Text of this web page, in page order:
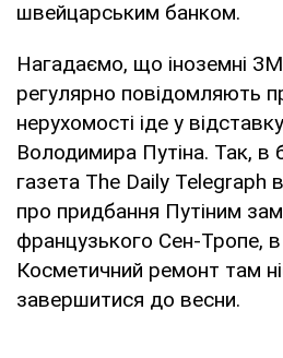
швейцарським банком.
Нагадаємо, що іноземні
регулярно повідомляють
нерухомості іде у
Володимира Путіна. Так, в
газета The Daily Telegraph
про придбання Путіним
французького Сен-Тропе, в
Косметичний ремонт там
завершитися до весни.